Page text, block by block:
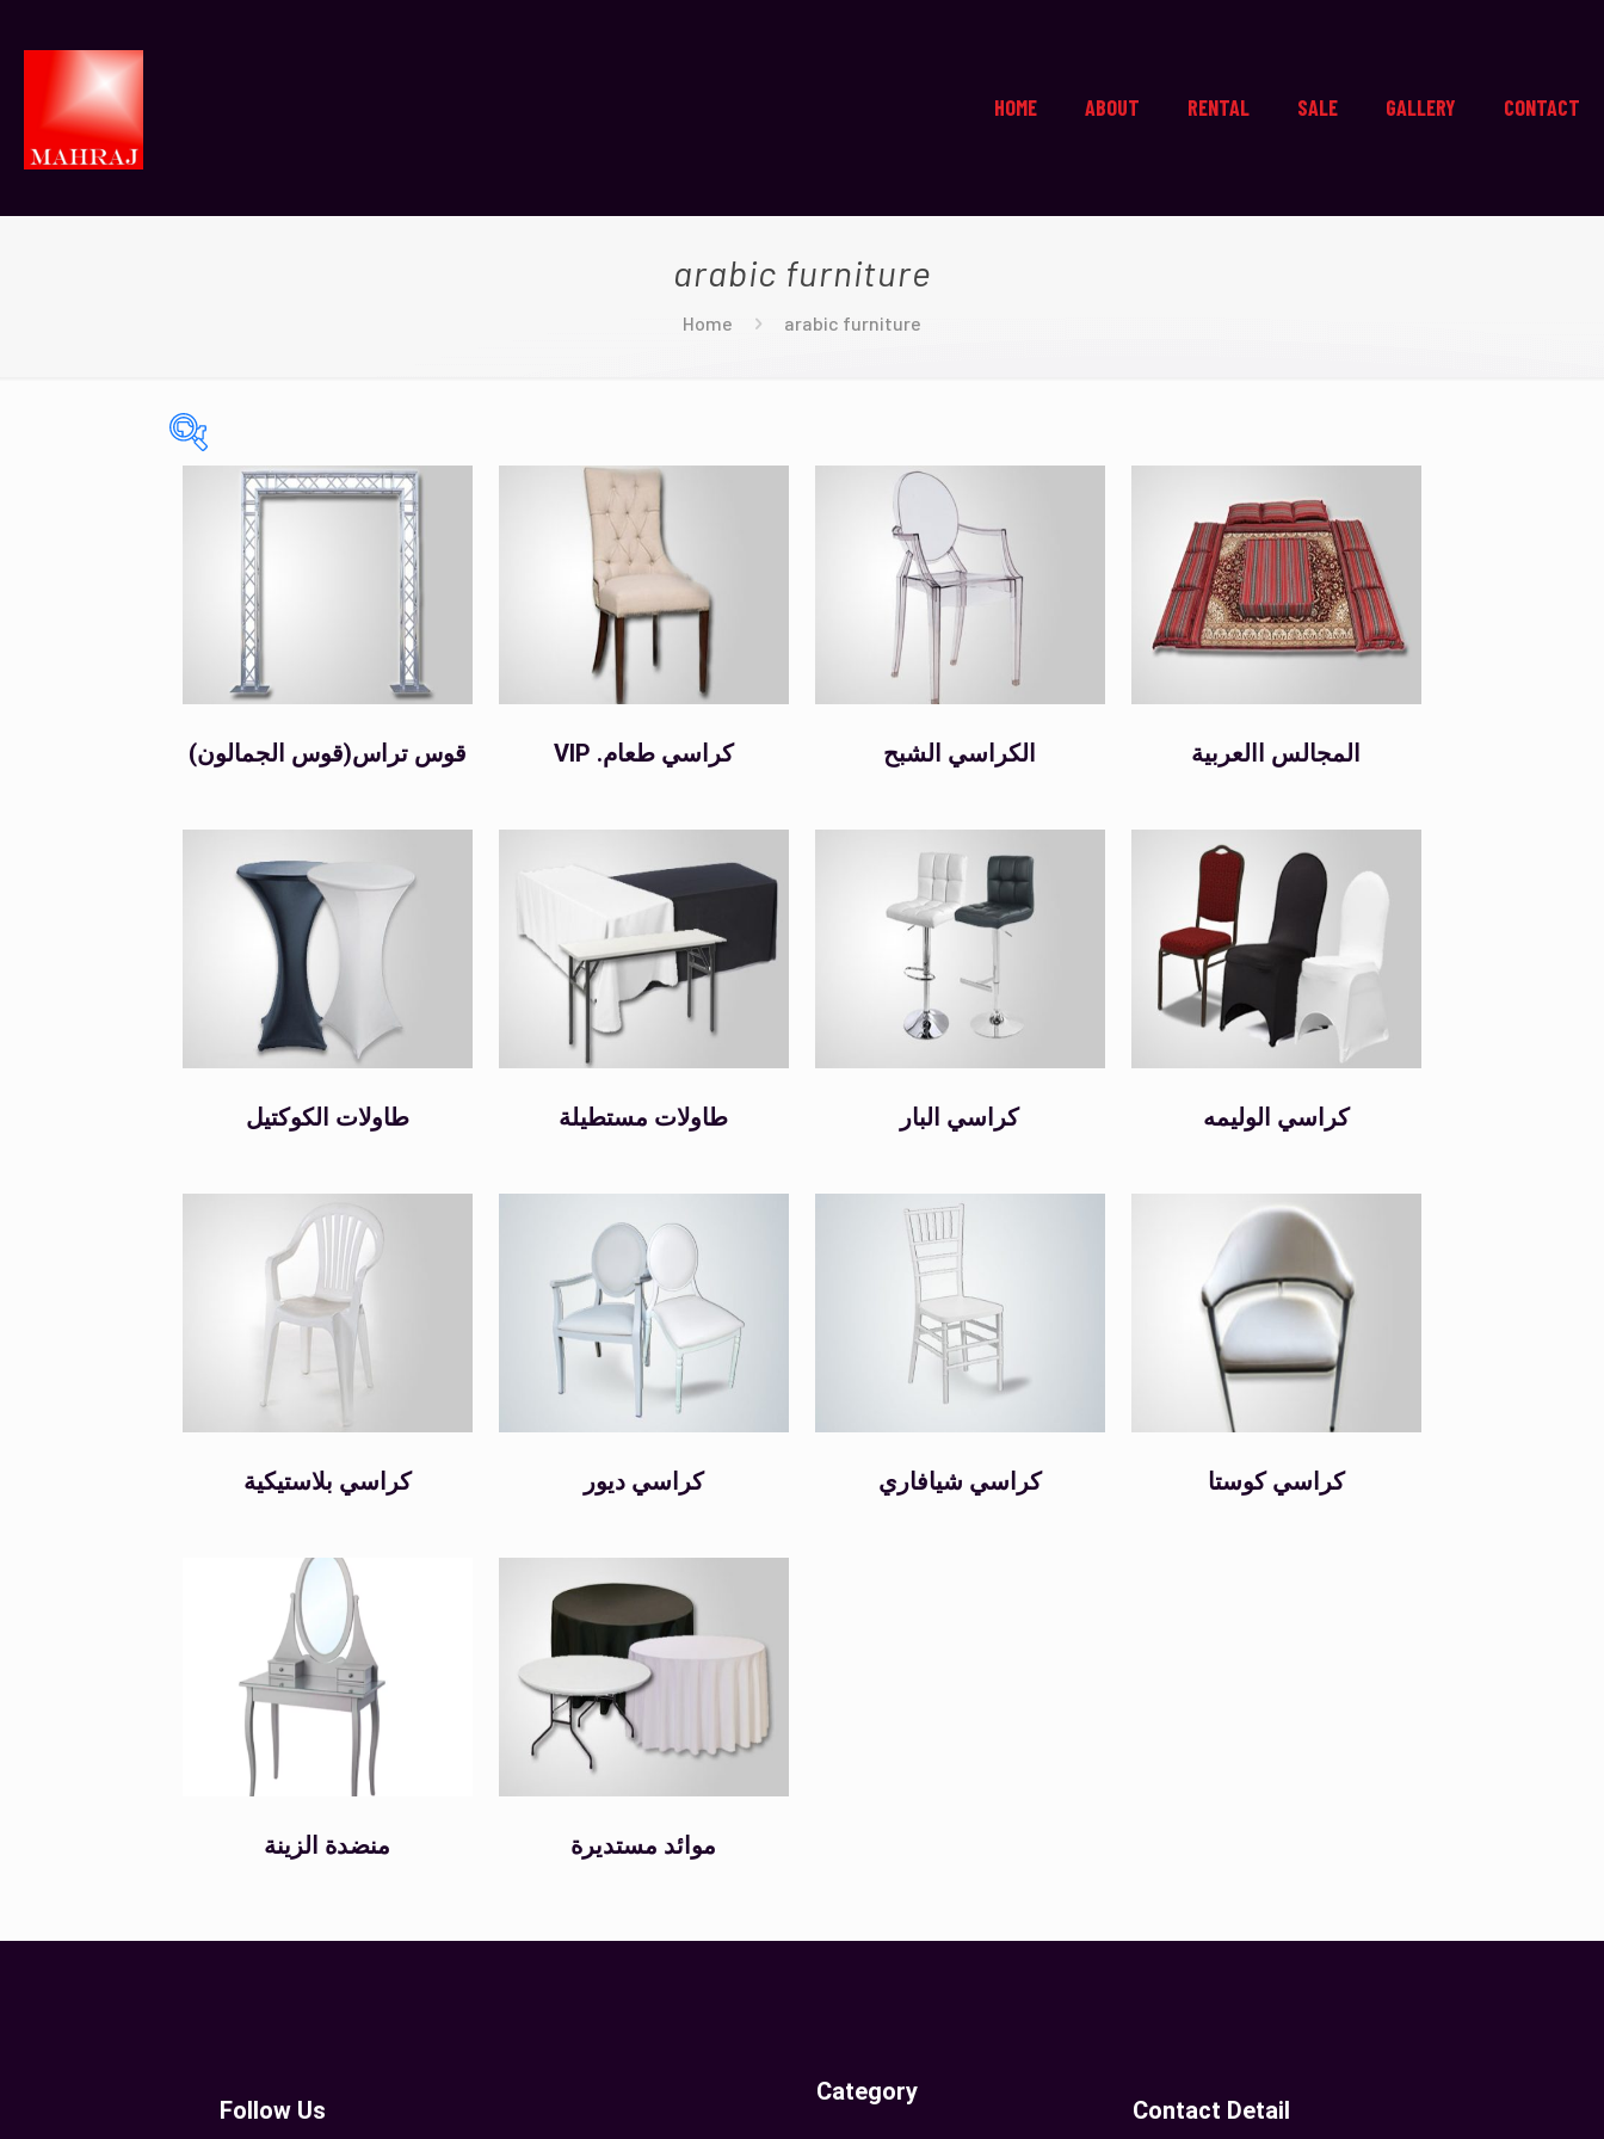
HOME ABOUT RENTAL SALE GALLERY CONTACT
arabic furniture
Home arabic furniture
On sale(0)
Blue(0)
Brown (0)
Green
(قوس الجمالون)قوس تراس VIP .كراسي طعام الكراسي الشبح المجالس االعربية
طاولات الكوكتيل طاولات مستطيلة كراسي البار كراسي الوليمه
كراسي بلاستيكية كراسي ديور كراسي شيافاري كراسي كوستا
منضدة الزينة موائد مستديرة
Follow Us
Category
Contact Detail